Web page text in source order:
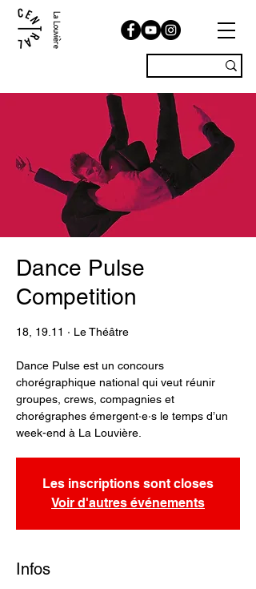
La Louvière
Dance Pulse
Competition
18, 19.11 · Le Théâtre
Dance Pulse est un concours
chorégraphique national qui veut réunir
groupes, crews, compagnies et
chorégraphes émergent·e·s le temps d’un
week-end à La Louvière.
Les inscriptions sont closes
Voir d'autres événements
Infos